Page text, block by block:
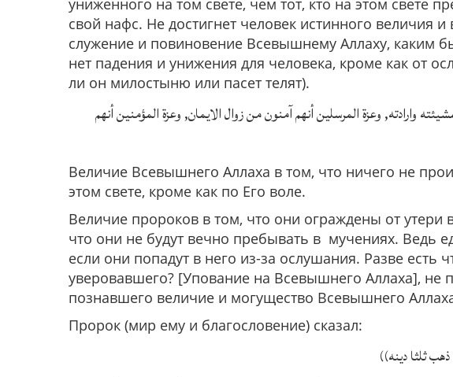
униженного на том свете, чем тот, кто на этом свете
свой нафс. Не достигнет человек истинного величия
служение и повиновение Всевышнему Аллаху, каким
нет падения и унижения для человека, кроме как от
ли он милостыню или пасет телят).
وارادته, وعزة المرسلين أنهم آمنون من زوال الايمان, وعزة المؤمنين أنهم
Величие Всевышнего Аллаха в том, что ничего не
этом свете, кроме как по Его воле.
Величие пророков в том, что они ограждены от
что они не будут вечно пребывать в мучениях. Ведь
если они попадут в него из-за ослушания. Разве есть
уверовавшего? [Упование на Всевышнего Аллаха], не
познавшего величие и могущество Всевышнего
Пророк (мир ему и благословение) сказал:
ثلثا دينه))